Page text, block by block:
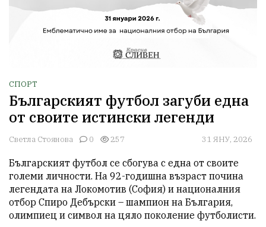
СПОРТ
Българският футбол загуби една
от своите истински легенди
Светла Стоянова 0 257 31 ЯНУ, 2026
Българският футбол се сбогува с една от своите
големи личности. На 92-годишна възраст почина
легендата на Локомотив (София) и националния
отбор Спиро Дебърски – шампион на България,
олимпиец и символ на цяло поколение футболисти.